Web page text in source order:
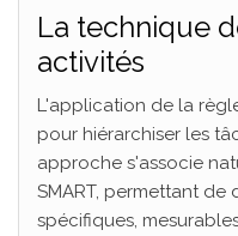
La technique
activités
L'application de la
pour hiérarchiser les
approche s'associe
SMART, permettant de
spécifiques,